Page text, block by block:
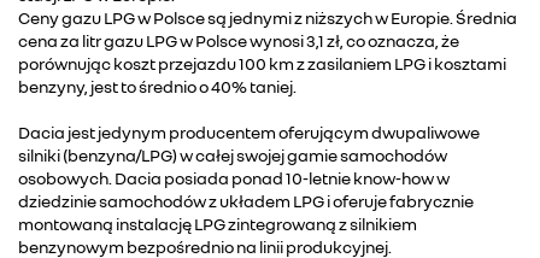
Ceny gazu LPG w Polsce są jednymi z niższych w Europie. Średnia
cena za litr gazu LPG w Polsce wynosi 3,1 zł, co oznacza, że
porównując koszt przejazdu 100 km z zasilaniem LPG i kosztami
benzyny, jest to średnio o 40% taniej.
Dacia jest jedynym producentem oferującym dwupaliwowe
silniki (benzyna/LPG) w całej swojej gamie samochodów
osobowych. Dacia posiada ponad 10-letnie know-how w
dziedzinie samochodów z układem LPG i oferuje fabrycznie
montowaną instalację LPG zintegrowaną z silnikiem
benzynowym bezpośrednio na linii produkcyjnej.